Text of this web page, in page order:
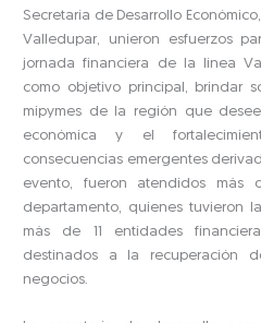
Secretaría de Desarrollo
Valledupar, unieron esfuerzos
jornada financiera de la línea
como objetivo principal, brindar
mipymes de la región que
económica y el
consecuencias emergentes
evento, fueron atendidos más
departamento, quienes tuvieron
más de 11 entidades
destinados a la recuperación
negocios.